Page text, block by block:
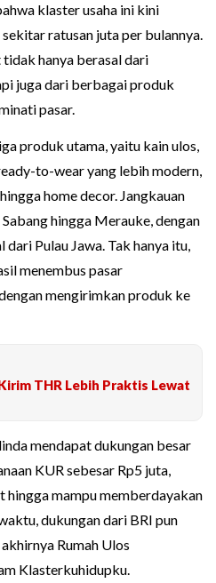
klaster usaha ini kini
ratusan juta per bulannya.
hanya berasal dari
juga dari berbagai produk
pasar.
produk utama, yaitu kain ulos,
to-wear yang lebih modern,
home decor. Jangkauan
hingga Merauke, dengan
Pulau Jawa. Tak hanya itu,
menembus pasar
mengirimkan produk ke
THR Lebih Praktis Lewat
mendapat dukungan besar
KUR sebesar Rp5 juta,
hingga mampu memberdayakan
dukungan dari BRI pun
Rumah Ulos
Klasterkuhidupku.